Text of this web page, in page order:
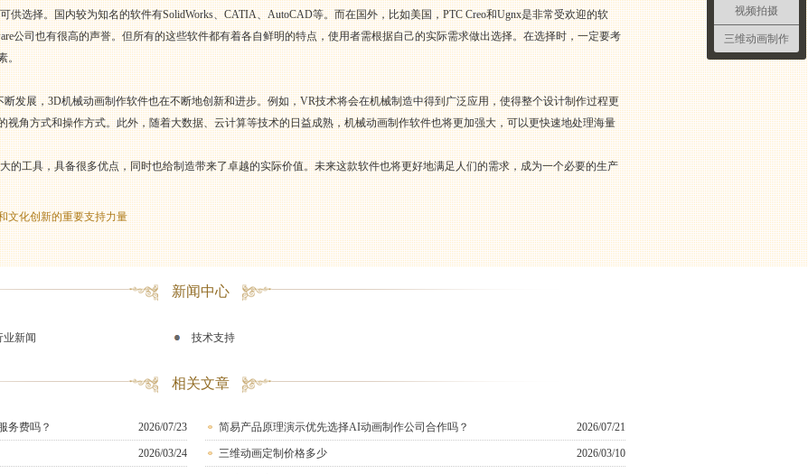
供选择。国内较为知名的软件有SolidWorks、CATIA、AutoCAD等。而在国外，比如美国，PTC Creo和Ugnx是非常受欢迎的软
公司也有很高的声誉。但所有的这些软件都有着各自鲜明的特点，使用者需根据自己的实际需求做出选择。在选择时，一定要考
。
断发展，3D机械动画制作软件也在不断地创新和进步。例如，VR技术将会在机械制造中得到广泛应用，使得整个设计制作过程更
视角方式和操作方式。此外，随着大数据、云计算等技术的日益成熟，机械动画制作软件也将更加强大，可以更快速地处理海量
的工具，具备很多优点，同时也给制造带来了卓越的实际价值。未来这款软件也将更好地满足人们的需求，成为一个必要的生产
文化创新的重要支持力量
新闻中心
业新闻 技术支持
相关文章
务费吗？ 2026/07/23 简易产品原理演示优先选择AI动画制作公司合作吗？ 2026/07/21
2026/03/24 三维动画定制价格多少 2026/03/10
视频拍摄
三维动画制作